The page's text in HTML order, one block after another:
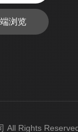
浏览
All Rights